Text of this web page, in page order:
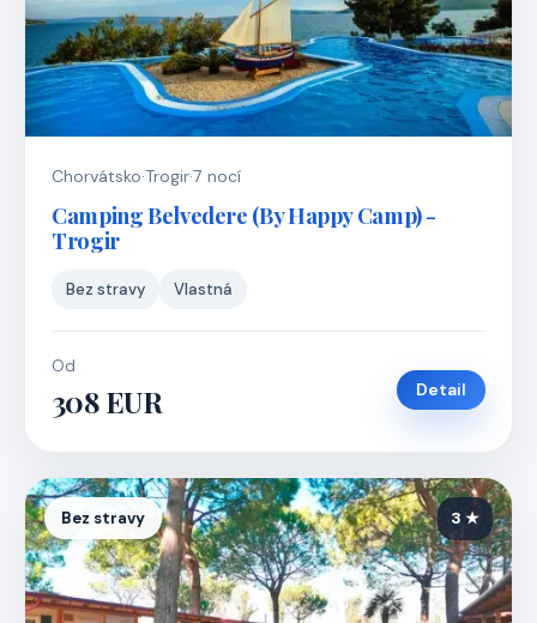
Chorvátsko·Trogir·7 nocí
Camping Belvedere (By Happy Camp) -
Trogir
Bez stravy Vlastná
Od
308 EUR Detail
Bez stravy 3 ★